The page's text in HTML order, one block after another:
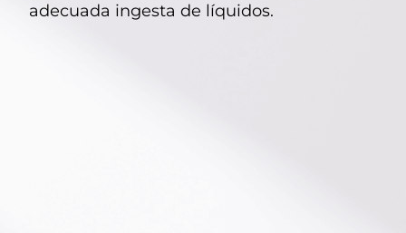
adecuada ingesta de líquidos.